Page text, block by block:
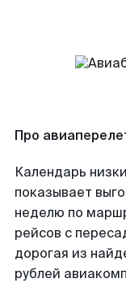
Про
Календарь
показывает
неделю по
рейсов с
дорогая из
рублей